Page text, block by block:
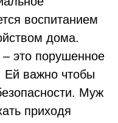
воспитанием
дома.
это порушенное
Ей важно чтобы
Муж
приходя